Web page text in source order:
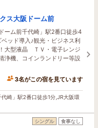
ス大阪ドーム前
ーム前千代崎」駅2番口徒歩4
ッド導入♪観光・ビジネス利
大型液晶 ＴＶ・電子レンジ
浄機、コインランドリー等設
3名がこの宿を見ています
1時間前に予約されました
崎」駅2番口徒歩1分,JR大阪環
シングル 食事なし